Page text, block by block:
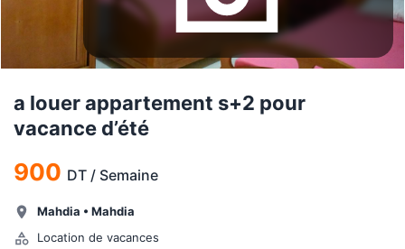
a louer appartement s+2 pour
vacance d’été
900 DT / Semaine
Mahdia • Mahdia
Location de vacances